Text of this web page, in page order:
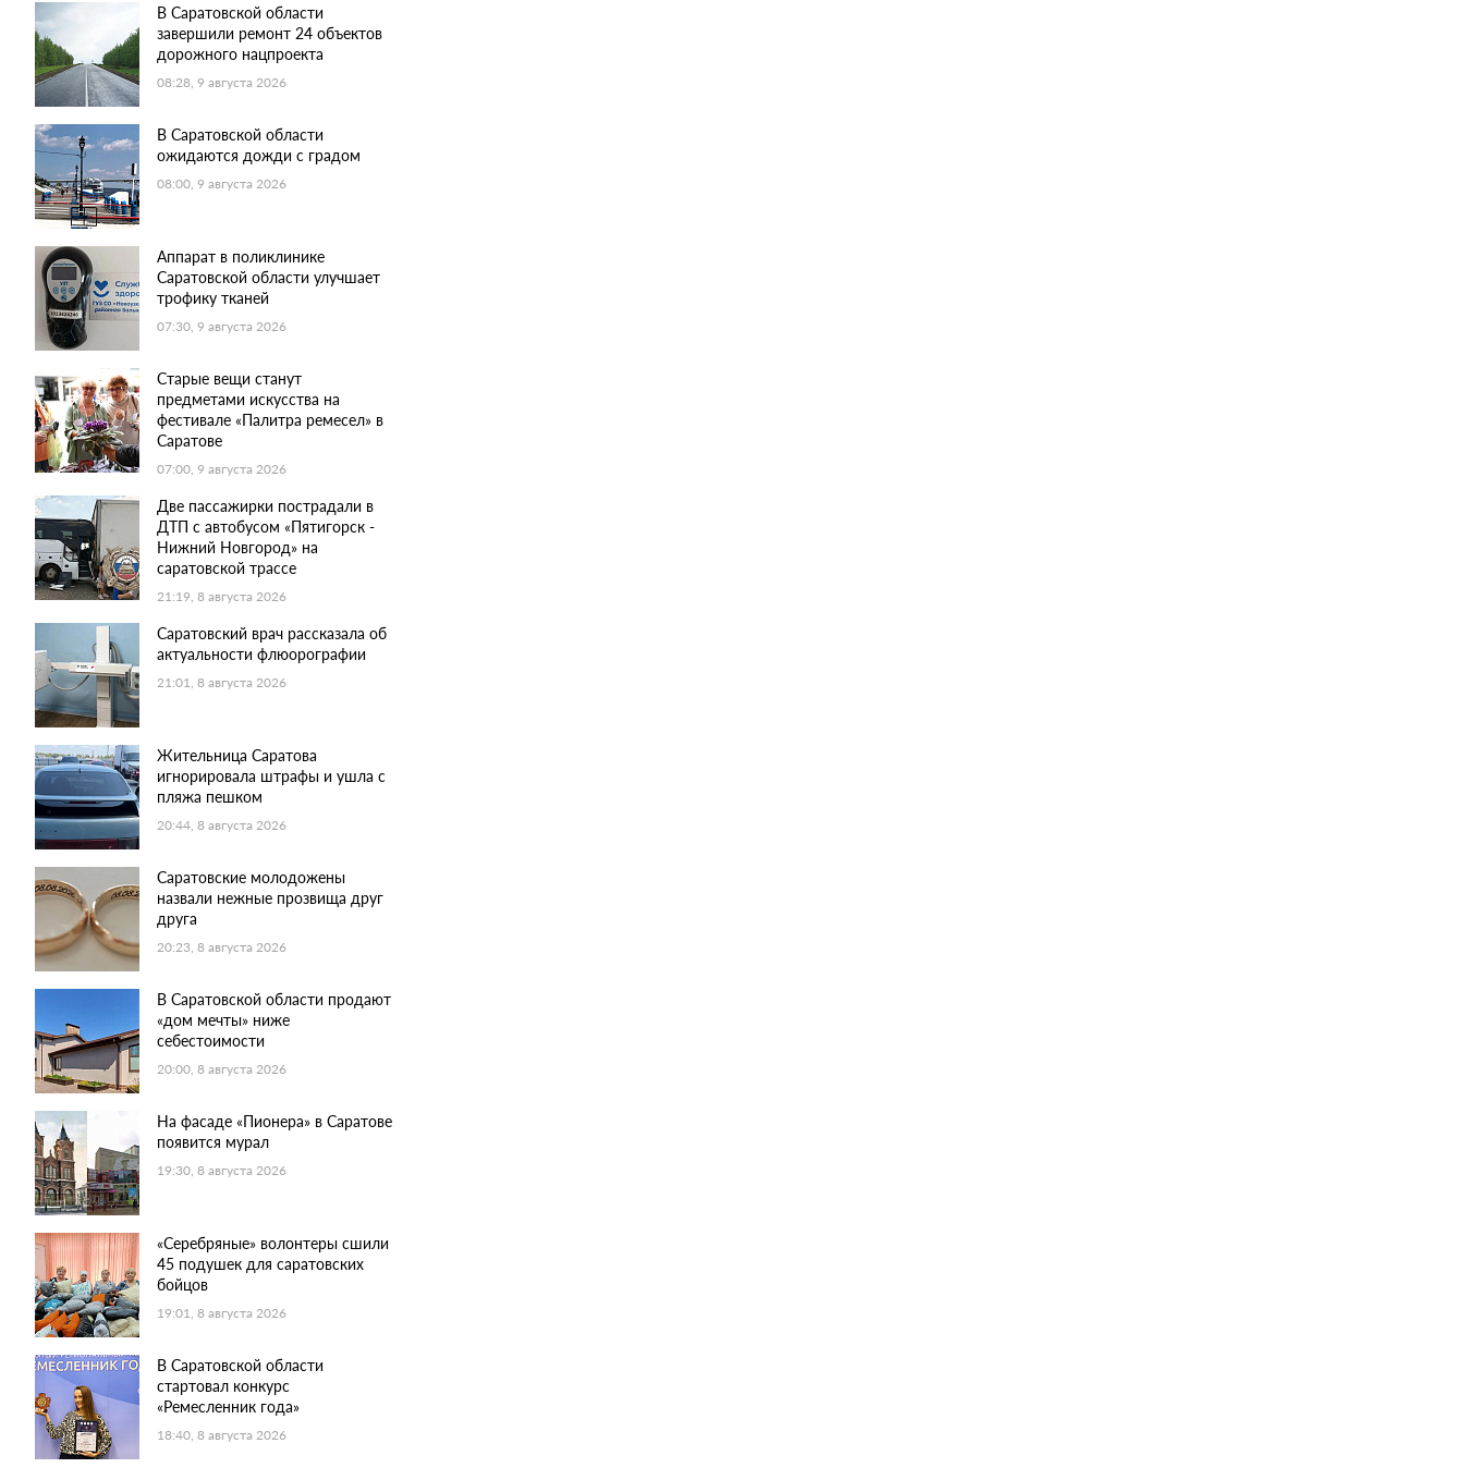
В Саратовской области
завершили ремонт 24 объектов
дорожного нацпроекта
08:28, 9 августа 2026
В Саратовской области
ожидаются дожди с градом
08:00, 9 августа 2026
Аппарат в поликлинике
Саратовской области улучшает
трофику тканей
07:30, 9 августа 2026
Старые вещи станут
предметами искусства на
фестивале «Палитра ремесел» в
Саратове
07:00, 9 августа 2026
Две пассажирки пострадали в
ДТП с автобусом «Пятигорск -
Нижний Новгород» на
саратовской трассе
21:19, 8 августа 2026
Саратовский врач рассказала об
актуальности флюорографии
21:01, 8 августа 2026
Жительница Саратова
игнорировала штрафы и ушла с
пляжа пешком
20:44, 8 августа 2026
Саратовские молодожены
назвали нежные прозвища друг
друга
20:23, 8 августа 2026
В Саратовской области продают
«дом мечты» ниже
себестоимости
20:00, 8 августа 2026
На фасаде «Пионера» в Саратове
появится мурал
19:30, 8 августа 2026
«Серебряные» волонтеры сшили
45 подушек для саратовских
бойцов
19:01, 8 августа 2026
В Саратовской области
стартовал конкурс
«Ремесленник года»
18:40, 8 августа 2026